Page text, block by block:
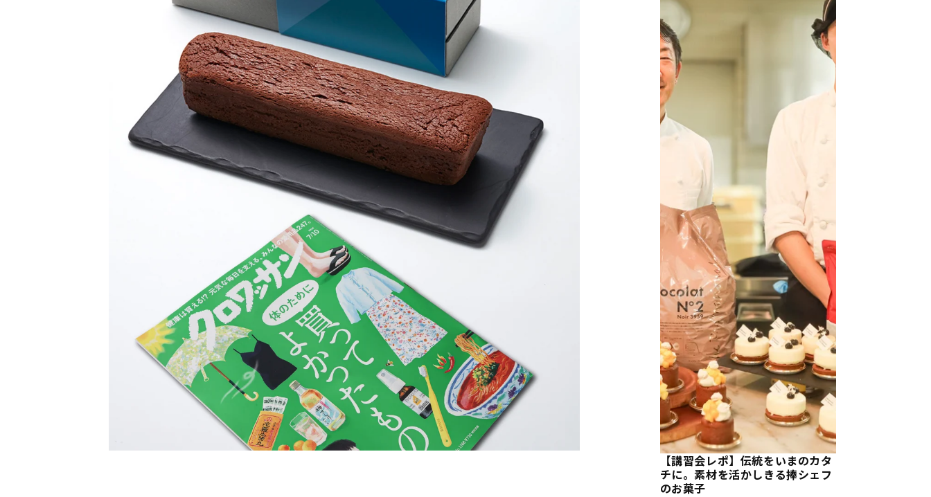
【講習会レポ】伝統をいまのカタ
チに。素材を活かしきる捧シェフ
のお菓子